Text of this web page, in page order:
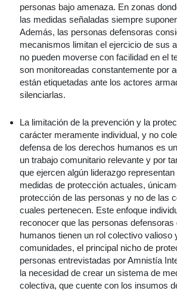
personas bajo amenaza. En zonas
las medidas señaladas siempre
Además, las personas defensoras
mecanismos limitan el ejercicio de sus
no pueden moverse con facilidad en el
son monitoreadas constantemente por
están etiquetadas ante los actores
silenciarlas.
La limitación de la prevención y la
carácter meramente individual, y no
defensa de los derechos humanos es
un trabajo comunitario relevante y por
que ejercen algún liderazgo
medidas de protección actuales,
protección de las personas y no de las
cuales pertenecen. Este enfoque
reconocer que las personas defensoras
humanos tienen un rol colectivo valioso
comunidades, el principal nicho de
personas entrevistadas por Amnistía
la necesidad de crear un sistema de
colectiva, que cuente con los insumos